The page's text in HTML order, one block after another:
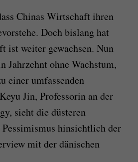
Chinas Wirtschaft ihren
Doch bislang hat
ist weiter gewachsen. Nun
Jahrzehnt ohne Wachstum,
einer umfassenden
Jin, Professorin an der
sieht die düsteren
hinsichtlich der
mit der dänischen